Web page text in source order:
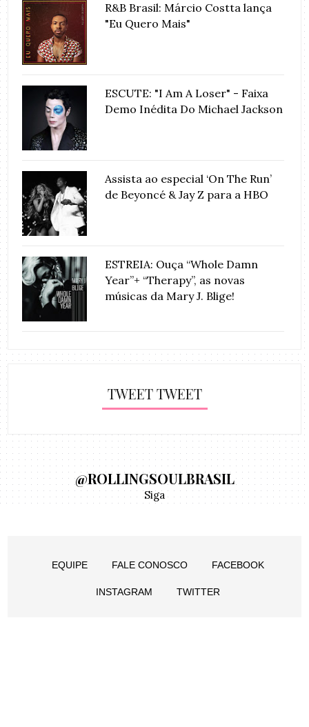
R&B Brasil: Márcio Costta lança
"Eu Quero Mais"
ESCUTE: "I Am A Loser" - Faixa
Demo Inédita Do Michael Jackson
Assista ao especial ‘On The Run’
de Beyoncé & Jay Z para a HBO
ESTREIA: Ouça “Whole Damn
Year”+ “Therapy”, as novas
músicas da Mary J. Blige!
TWEET TWEET
@ROLLINGSOULBRASIL
Siga
EQUIPE FALE CONOSCO FACEBOOK
INSTAGRAM TWITTER